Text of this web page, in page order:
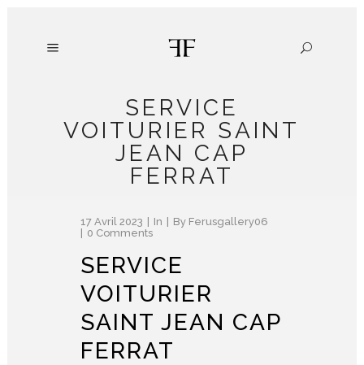
SERVICE
VOITURIER SAINT
JEAN CAP
FERRAT
17 Avril 2023 In By Ferusgallery06
0 Comments
SERVICE
VOITURIER
SAINT JEAN CAP
FERRAT